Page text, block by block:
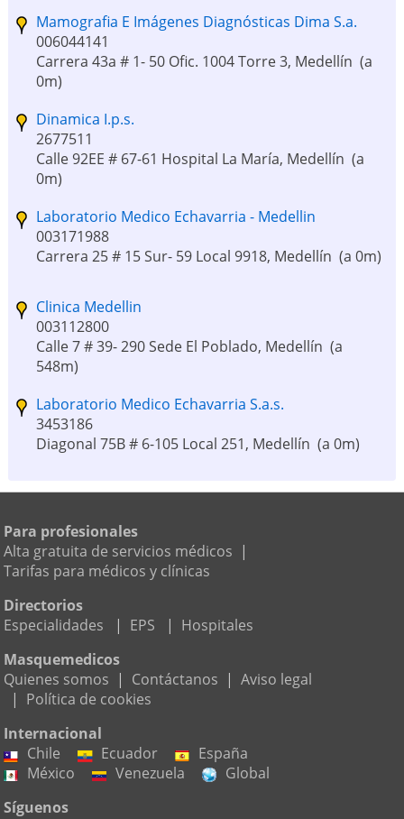
Mamografia E Imágenes Diagnósticas Dima S.a.
006044141
Carrera 43a # 1- 50 Ofic. 1004 Torre 3, Medellín (a
0m)
Dinamica I.p.s.
2677511
Calle 92EE # 67-61 Hospital La María, Medellín (a
0m)
Laboratorio Medico Echavarria - Medellin
003171988
Carrera 25 # 15 Sur- 59 Local 9918, Medellín (a 0m)
Clinica Medellin
003112800
Calle 7 # 39- 290 Sede El Poblado, Medellín (a
548m)
Laboratorio Medico Echavarria S.a.s.
3453186
Diagonal 75B # 6-105 Local 251, Medellín (a 0m)
Gastroestudio Unidad Videoendoscopica Ltda
Calle 2 Sur 46-55 Cons 333, Medellín
Gutierrez Mendoza Fernando Alberto
3120158
Calle 2 Sur 46 - 55 Fase Ii Cons. 050, Medellín
Diagnosticarte S.a.s.
4449411
Unidad De Osteoporosis S.a.s
2127922
Carrera 50 A 64 - 65 Cons 401, Medellín
Para profesionales
Alta gratuita de servicios médicos |
Tarifas para médicos y clínicas
Directorios
Especialidades
| EPS | Hospitales
Masquemedicos
Quienes somos | Contáctanos | Aviso legal
| Política de cookies
Internacional
Chile
Ecuador
España
México
Venezuela
Global
Síguenos